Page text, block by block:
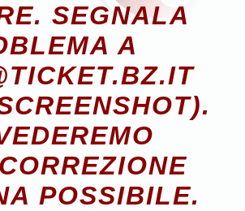
SEGNALA
A
POSSIBILE.